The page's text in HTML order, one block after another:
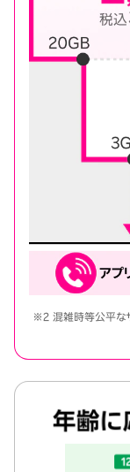
※2 混雑時等公平な